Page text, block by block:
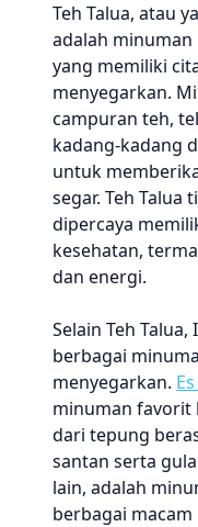
Teh Talua, atau
adalah
yang memiliki
menyegarkan.
campuran teh,
kadang-kadang
untuk
segar. Teh Talua
dipercaya
kesehatan,
dan energi.
Selain Teh
berbagai
menyegarkan.
minuman favorit
dari tepung
santan serta
lain, adalah
berbagai